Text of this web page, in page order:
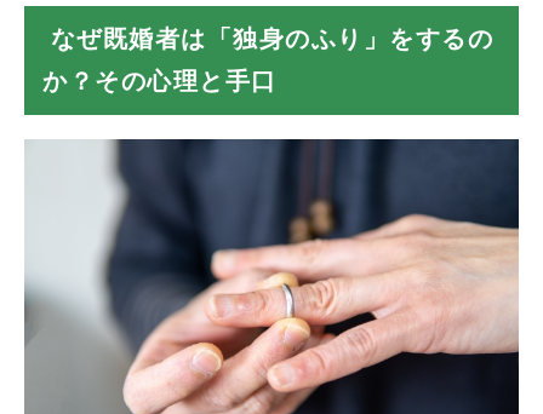
【元刑事の視点】独身のふりをする既婚男性に見
られる7つの特徴
土日や休日に会えない・連絡が取れない
イベントの日（クリスマス、年末年始な
ど）を一緒に過ごせない
SNSを教えてくれない・不自然に更新が止
まっている
デートの場所が常に郊外、または密室（ホ
テルや車内）
夜遅い時間帯の電話に出ない
将来の具体的な話（両親への挨拶など）を
はぐらかす
なぜ既婚者は「独身のふり」をするの
か？その心理と手口